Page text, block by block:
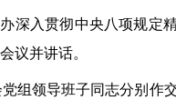
深入贯彻中央八项规定
议并讲话。
组领导班子同志分别作